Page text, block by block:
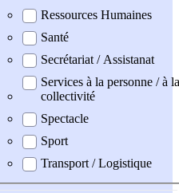
Ressources Humaines
Santé
Secrétariat / Assistanat
Services à la personne / à la
collectivité
Spectacle
Sport
Transport / Logistique